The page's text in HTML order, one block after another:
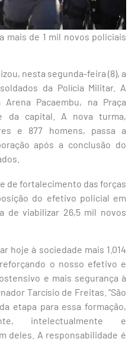
mais de 1 mil novos policiais
nesta segunda-feira (8), a
da Polícia Militar. A
Pacaembu, na Praça
da capital. A nova turma,
e 877 homens, passa a
após a conclusão do
de fortalecimento das forças
do efetivo policial em
de viabilizar 26,5 mil novos
hoje à sociedade mais 1.014
o nosso efetivo e
e mais segurança à
Tarcísio de Freitas. “São
etapa para essa formação,
intelectualmente e
deles. A responsabilidade é